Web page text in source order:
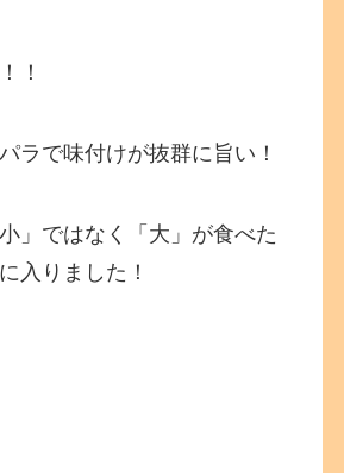
！
ラで味付けが抜群に旨い！
」ではなく「大」が食べた
入りました！